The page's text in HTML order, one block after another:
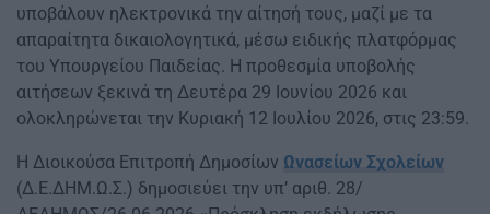
υποβάλουν ηλεκτρονικά την αίτησή τους, μαζί με τα
απαραίτητα δικαιολογητικά, μέσω ειδικής πλατφόρμας
του Υπουργείου Παιδείας. Η προθεσμία υποβολής
αιτήσεων ξεκινά τη Δευτέρα 29 Ιουνίου 2026 και
ολοκληρώνεται την Κυριακή 12 Ιουλίου 2026, στις 23:59.
Η Διοικούσα Επιτροπή Δημοσίων Ωνασείων Σχολείων
(Δ.Ε.ΔΗΜ.Ω.Σ.) δημοσιεύει την υπ’ αριθ. 28/